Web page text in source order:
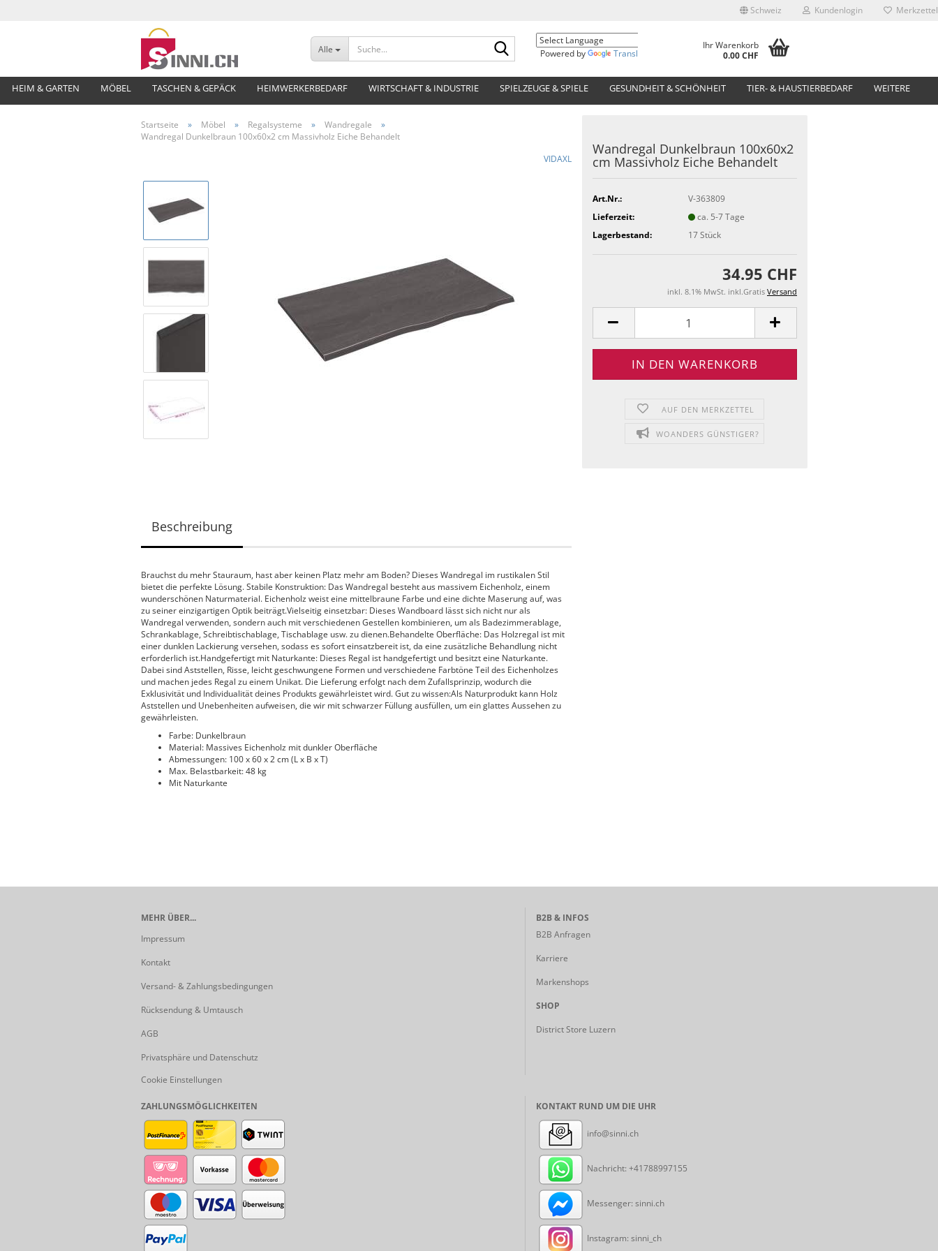
Schweiz Kundenlogin Merkzettel
Alle
Suche...
Powered by
Translate
Ihr Warenkorb
0.00 CHF
HEIM & GARTEN MÖBEL TASCHEN & GEPÄCK HEIMWERKERBEDARF WIRTSCHAFT & INDUSTRIE SPIELZEUGE & SPIELE GESUNDHEIT & SCHÖNHEIT TIER- & HAUSTIERBEDARF WEITERE
Startseite » Möbel » Regalsysteme » Wandregale
»
Wandregal Dunkelbraun 100x60x2 cm Massivholz Eiche Behandelt
VIDAXL
Wandregal Dunkelbraun 100x60x2
cm Massivholz Eiche Behandelt
Art.Nr.:
V-363809
Lieferzeit:
ca. 5-7 Tage
Lagerbestand:
17Stück
34.95 CHF
inkl. 8.1% MwSt. inkl.Gratis Versand
AUF DEN MERKZETTEL
WOANDERS GÜNSTIGER?
Beschreibung
Brauchst du mehr Stauraum, hast aber keinen Platz mehr am Boden? Dieses Wandregal im rustikalen Stil
bietet die perfekte Lösung. Stabile Konstruktion: Das Wandregal besteht aus massivem Eichenholz, einem
wunderschönen Naturmaterial. Eichenholz weist eine mittelbraune Farbe und eine dichte Maserung auf, was
zu seiner einzigartigen Optik beiträgt.Vielseitig einsetzbar: Dieses Wandboard lässt sich nicht nur als
Wandregal verwenden, sondern auch mit verschiedenen Gestellen kombinieren, um als Badezimmerablage,
Schrankablage, Schreibtischablage, Tischablage usw. zu dienen.Behandelte Oberfläche: Das Holzregal ist mit
einer dunklen Lackierung versehen, sodass es sofort einsatzbereit ist, da eine zusätzliche Behandlung nicht
erforderlich ist.Handgefertigt mit Naturkante: Dieses Regal ist handgefertigt und besitzt eine Naturkante.
Dabei sind Aststellen, Risse, leicht geschwungene Formen und verschiedene Farbtöne Teil des Eichenholzes
und machen jedes Regal zu einem Unikat. Die Lieferung erfolgt nach dem Zufallsprinzip, wodurch die
Exklusivität und Individualität deines Produkts gewährleistet wird. Gut zu wissen:Als Naturprodukt kann Holz
Aststellen und Unebenheiten aufweisen, die wir mit schwarzer Füllung ausfüllen, um ein glattes Aussehen zu
gewährleisten.
Farbe: Dunkelbraun
Material: Massives Eichenholz mit dunkler Oberfläche
Abmessungen: 100 x 60 x 2 cm (L x B x T)
Max. Belastbarkeit: 48 kg
Mit Naturkante
MEHR ÜBER...
Impressum
Kontakt
Versand- & Zahlungsbedingungen
Rücksendung & Umtausch
AGB
Privatsphäre und Datenschutz
Cookie Einstellungen
B2B & INFOS
B2B Anfragen
Karriere
Markenshops
SHOP
District Store Luzern
ZAHLUNGSMÖGLICHKEITEN KONTAKT RUND UM DIE UHR
info@sinni.ch
Nachricht: +41788997155
Messenger: sinni.ch
Instagram: sinni_ch